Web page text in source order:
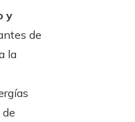
y
de
la